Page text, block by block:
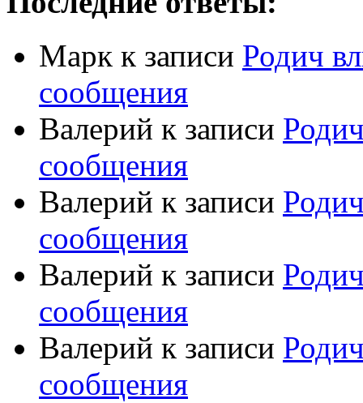
Марк к записи Родич
сообщения
Валерий к записи
сообщения
Валерий к записи
сообщения
Валерий к записи
сообщения
Валерий к записи
сообщения